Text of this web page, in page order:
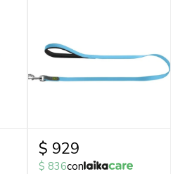
$ 929
$ 836con